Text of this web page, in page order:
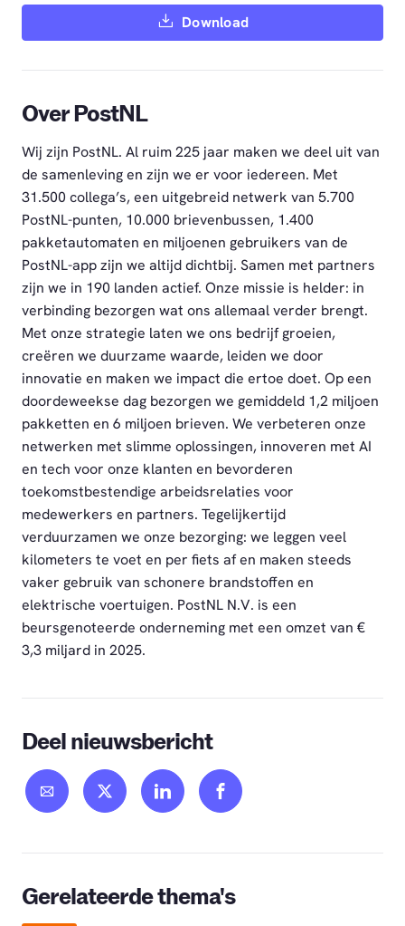
Download
Over PostNL
Wij zijn PostNL. Al ruim 225 jaar maken we deel uit van
de samenleving en zijn we er voor iedereen. Met
31.500 collega’s, een uitgebreid netwerk van 5.700
PostNL-punten, 10.000 brievenbussen, 1.400
pakketautomaten en miljoenen gebruikers van de
PostNL-app zijn we altijd dichtbij. Samen met partners
zijn we in 190 landen actief. Onze missie is helder: in
verbinding bezorgen wat ons allemaal verder brengt.
Met onze strategie laten we ons bedrijf groeien,
creëren we duurzame waarde, leiden we door
innovatie en maken we impact die ertoe doet. Op een
doordeweekse dag bezorgen we gemiddeld 1,2 miljoen
pakketten en 6 miljoen brieven. We verbeteren onze
netwerken met slimme oplossingen, innoveren met AI
en tech voor onze klanten en bevorderen
toekomstbestendige arbeidsrelaties voor
medewerkers en partners. Tegelijkertijd
verduurzamen we onze bezorging: we leggen veel
kilometers te voet en per fiets af en maken steeds
vaker gebruik van schonere brandstoffen en
elektrische voertuigen. PostNL N.V. is een
beursgenoteerde onderneming met een omzet van €
3,3 miljard in 2025.
Deel nieuwsbericht
Gerelateerde thema's